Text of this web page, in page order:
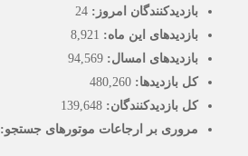
بازدیدکنندگان امروز: 24
بازدیدهای این ماه: 8,921
بازدیدهای امسال: 94,569
کل بازدیدها: 480,260
کل بازدیدکنند‌گان: 139,648
مروری بر ارجاعات موتورهای جستجو: